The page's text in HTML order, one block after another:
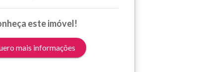
este imóvel!
mais informações